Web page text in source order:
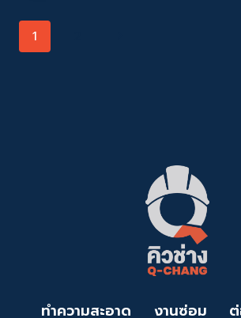
ACADEMY
ยก
Page
1
ทำความสะอาด งานซ่อม